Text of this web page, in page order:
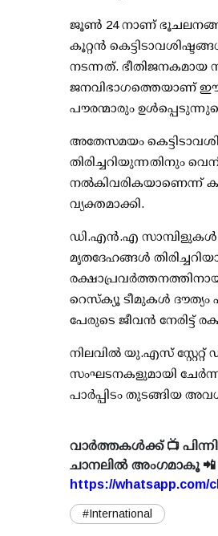
ജൂണ്‍ 24 നാണ്
കൂറ്റന്‍
നടന്നത്. ഭീതിജനകമായ
ജനവിഭാഗത്തെയാണ് ഈ
പൗരന്മാരും
അതേസമയം
തിരിച്ചറിയുന്നതിനും
നല്‍കിവരികയാണെന്ന്
വ്യക്തമാക്കി.
ഡി.എന്‍.എ സാമ്പിളുകള്‍,
മൃതദേഹങ്ങള്‍
റെസ്‌ക്യൂ ടീമുകള്‍ ദൗത്യം
പേരുടെ ജീവന്‍ നേരിട്ട്
നിലവില്‍ യു.എസ് സ്റ്റേറ്റ്
സംഘടനകളുമായി
പാര്‍പ്പിടം തുടങ്ങിയ
വാർത്തകൾക്ക് 📺
ചാനലിൽ അംഗമാകൂ 📲
https://whatsapp.com/
#International